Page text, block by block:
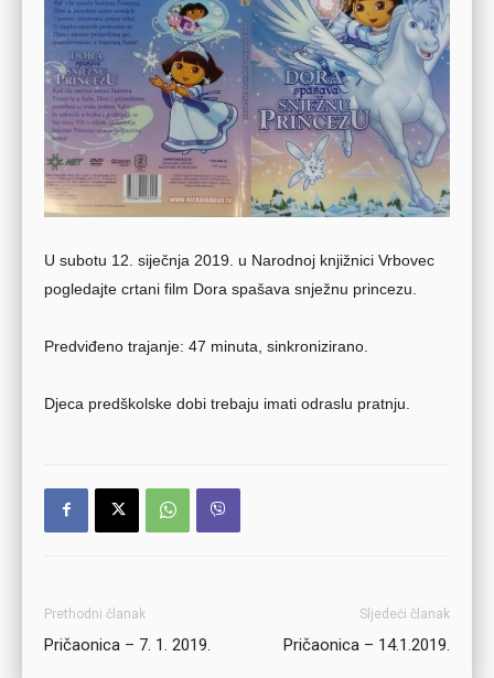
U subotu 12. siječnja 2019. u Narodnoj knjižnici Vrbovec
pogledajte crtani film Dora spašava snježnu princezu.
Predviđeno trajanje: 47 minuta, sinkronizirano.
Djeca predškolske dobi trebaju imati odraslu pratnju.
Prethodni članak
Pričaonica – 7. 1. 2019.
Sljedeći članak
Pričaonica – 14.1.2019.